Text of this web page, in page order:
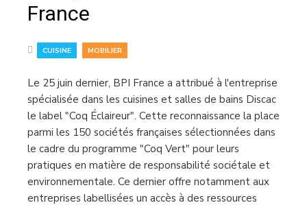
France
CUISINE MOBILIER
Le 25 juin dernier, BPI France a attribué à l'entreprise
spécialisée dans les cuisines et salles de bains Discac
le label "Coq Éclaireur". Cette reconnaissance la place
parmi les 150 sociétés françaises sélectionnées dans
le cadre du programme "Coq Vert" pour leurs
pratiques en matière de responsabilité sociétale et
environnementale. Ce dernier offre notamment aux
entreprises labellisées un accès à des ressources